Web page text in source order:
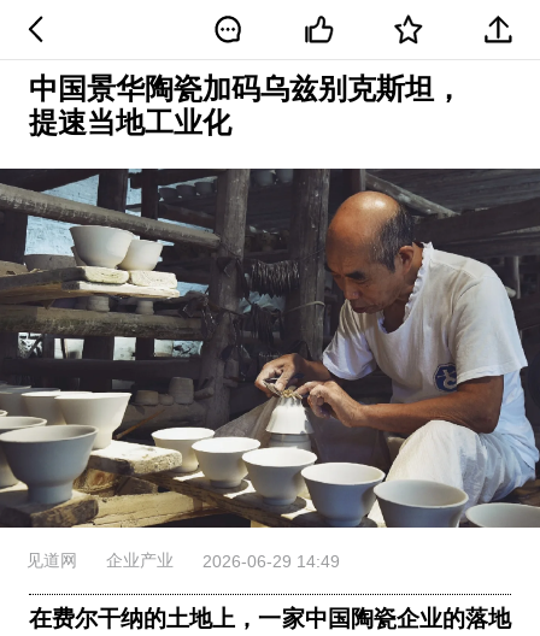
中国景华陶瓷加码乌兹别克斯坦，
提速当地工业化
见道网 企业产业 2026-06-29 14:49
在费尔干纳的土地上，一家中国陶瓷企业的落地